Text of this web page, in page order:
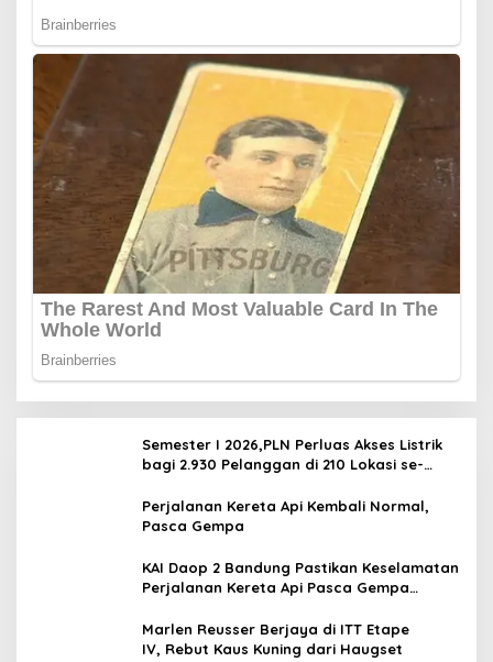
Semester I 2026,PLN Perluas Akses Listrik
bagi 2.930 Pelanggan di 210 Lokasi se-
Perjalanan Kereta Api Kembali Normal,
Pasca Gempa
KAI Daop 2 Bandung Pastikan Keselamatan
Perjalanan Kereta Api Pasca Gempa
Berlangsung
Marlen Reusser Berjaya di ITT Etape
IV, Rebut Kaus Kuning dari Haugset